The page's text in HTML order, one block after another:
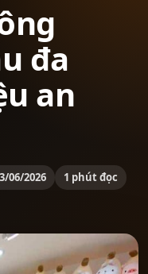
đa
an
06/2026
1 phút đọc